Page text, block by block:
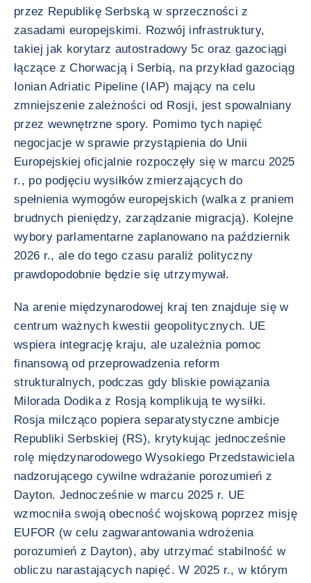
przez Republikę Serbską w sprzeczności z
zasadami europejskimi. Rozwój infrastruktury,
takiej jak korytarz autostradowy 5c oraz gazociągi
łączące z Chorwacją i Serbią, na przykład gazociąg
Ionian Adriatic Pipeline (IAP) mający na celu
zmniejszenie zależności od Rosji, jest spowalniany
przez wewnętrzne spory. Pomimo tych napięć
negocjacje w sprawie przystąpienia do Unii
Europejskiej oficjalnie rozpoczęły się w marcu 2025
r., po podjęciu wysiłków zmierzających do
spełnienia wymogów europejskich (walka z praniem
brudnych pieniędzy, zarządzanie migracją). Kolejne
wybory parlamentarne zaplanowano na październik
2026 r., ale do tego czasu paraliż polityczny
prawdopodobnie będzie się utrzymywał.
Na arenie międzynarodowej kraj ten znajduje się w
centrum ważnych kwestii geopolitycznych. UE
wspiera integrację kraju, ale uzależnia pomoc
finansową od przeprowadzenia reform
strukturalnych, podczas gdy bliskie powiązania
Milorada Dodika z Rosją komplikują te wysiłki.
Rosja milcząco popiera separatystyczne ambicje
Republiki Serbskiej (RS), krytykując jednocześnie
rolę międzynarodowego Wysokiego Przedstawiciela
nadzorującego cywilne wdrażanie porozumień z
Dayton. Jednocześnie w marcu 2025 r. UE
wzmocniła swoją obecność wojskową poprzez misję
EUFOR (w celu zagwarantowania wdrożenia
porozumień z Dayton), aby utrzymać stabilność w
obliczu narastających napięć. W 2025 r., w którym